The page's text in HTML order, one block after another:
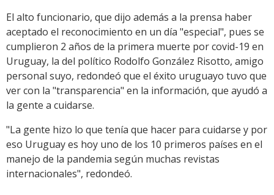
El alto funcionario, que dijo además a la prensa haber
aceptado el reconocimiento en un día "especial", pues se
cumplieron 2 años de la primera muerte por covid-19 en
Uruguay, la del político Rodolfo González Risotto, amigo
personal suyo, redondeó que el éxito uruguayo tuvo que
ver con la "transparencia" en la información, que ayudó a
la gente a cuidarse.
"La gente hizo lo que tenía que hacer para cuidarse y por
eso Uruguay es hoy uno de los 10 primeros países en el
manejo de la pandemia según muchas revistas
internacionales", redondeó.